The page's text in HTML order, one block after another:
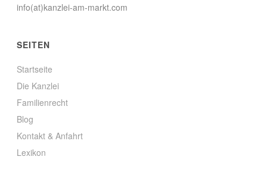
info(at)kanzlei-am-markt.com
SEITEN
Startseite
Die Kanzlei
Familienrecht
Blog
Kontakt & Anfahrt
Lexikon